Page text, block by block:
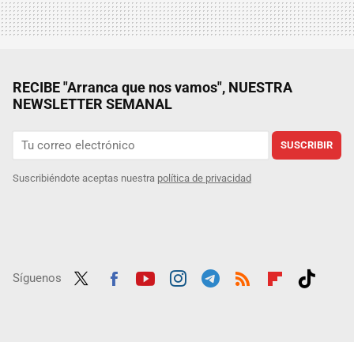
RECIBE "Arranca que nos vamos", NUESTRA
NEWSLETTER SEMANAL
SUSCRIBIR
Suscribiéndote aceptas nuestra política de privacidad
Síguenos